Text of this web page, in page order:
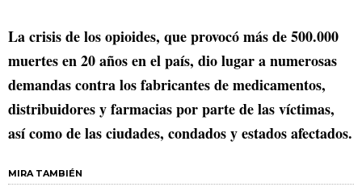
La crisis de los opioides, que provocó más de 500.000
muertes en 20 años en el país, dio lugar a numerosas
demandas contra los fabricantes de medicamentos,
distribuidores y farmacias por parte de las víctimas,
así como de las ciudades, condados y estados afectados.
MIRA TAMBIÉN